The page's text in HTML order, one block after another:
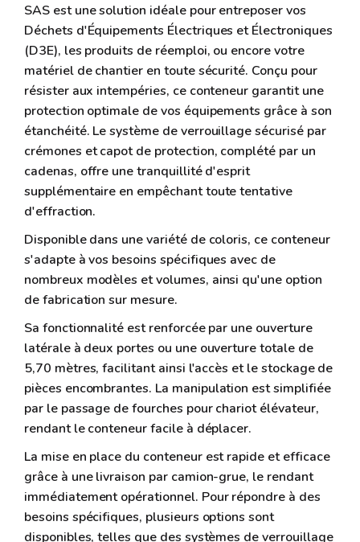
SAS est une solution idéale pour entreposer vos
Déchets d'Équipements Électriques et Électroniques
(D3E), les produits de réemploi, ou encore votre
matériel de chantier en toute sécurité. Conçu pour
résister aux intempéries, ce conteneur garantit une
protection optimale de vos équipements grâce à son
étanchéité. Le système de verrouillage sécurisé par
crémones et capot de protection, complété par un
cadenas, offre une tranquillité d'esprit
supplémentaire en empêchant toute tentative
d'effraction.
Disponible dans une variété de coloris, ce conteneur
s'adapte à vos besoins spécifiques avec de
nombreux modèles et volumes, ainsi qu'une option
de fabrication sur mesure.
Sa fonctionnalité est renforcée par une ouverture
latérale à deux portes ou une ouverture totale de
5,70 mètres, facilitant ainsi l'accès et le stockage de
pièces encombrantes. La manipulation est simplifiée
par le passage de fourches pour chariot élévateur,
rendant le conteneur facile à déplacer.
La mise en place du conteneur est rapide et efficace
grâce à une livraison par camion-grue, le rendant
immédiatement opérationnel. Pour répondre à des
besoins spécifiques, plusieurs options sont
disponibles, telles que des systèmes de verrouillage